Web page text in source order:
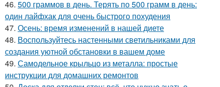
46. 500 граммов в день. Терять по 500 грамм в день:
один лайфхак для очень быстрого похудения
47. Осень: время изменений в нашей диете
48. Воспользуйтесь настенными светильниками для
создания уютной обстановки в вашем доме
49. Самодельное крыльцо из металла: простые
инструкции для домашних ремонтов